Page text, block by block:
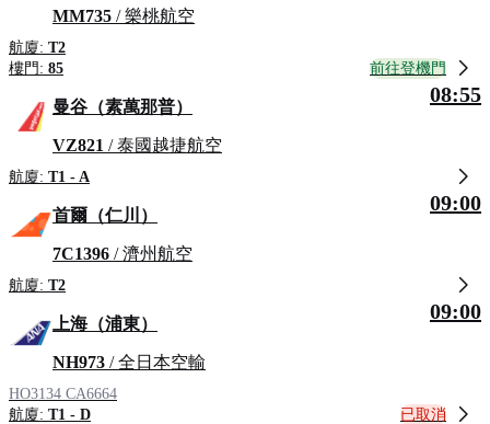
MM735 / 樂桃航空
航廈: T2
樓門: 85 前往登機門
曼谷（素萬那普）
VZ821 / 泰國越捷航空
航廈: T1 - A
08:55
首爾（仁川）
7C1396 / 濟州航空
航廈: T2
09:00
上海（浦東）
NH973 / 全日本空輸
HO3134 CA6664
航廈: T1 - D
09:00
已取消